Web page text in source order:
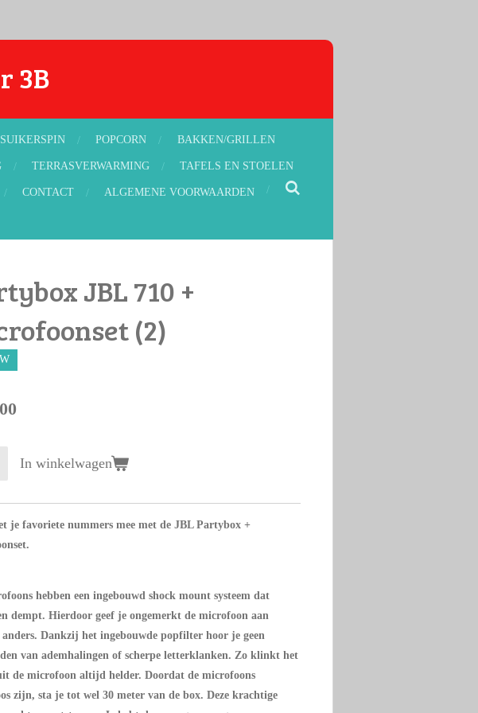
3B
SUIKERSPIN POPCORN BAKKEN/GRILLEN
TERRASVERWARMING TAFELS EN STOELEN
CONTACT ALGEMENE VOORWAARDEN
JBL 710 +
(2)
In winkelwagen
je favoriete nummers mee met de JBL Partybox +
hebben een ingebouwd shock mount systeem dat
dempt. Hierdoor geef je ongemerkt de microfoon aan
Dankzij het ingebouwde popfilter hoor je geen
van ademhalingen of scherpe letterklanken. Zo klinkt het
de microfoon altijd helder. Doordat de microfoons
zijn, sta je tot wel 30 meter van de box. Deze krachtige